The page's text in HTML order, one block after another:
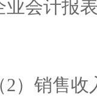
业会计报
2）销售